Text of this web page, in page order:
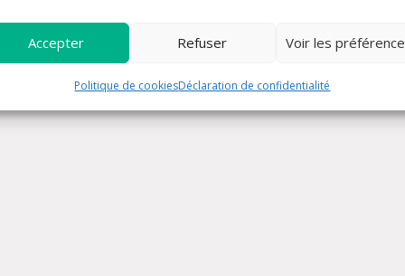
Accepter Refuser Voir les
Politique de cookiesDéclaration de confidentialité